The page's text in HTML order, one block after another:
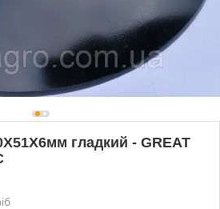
гладкий - GREAT